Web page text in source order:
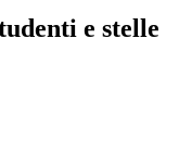
e stelle